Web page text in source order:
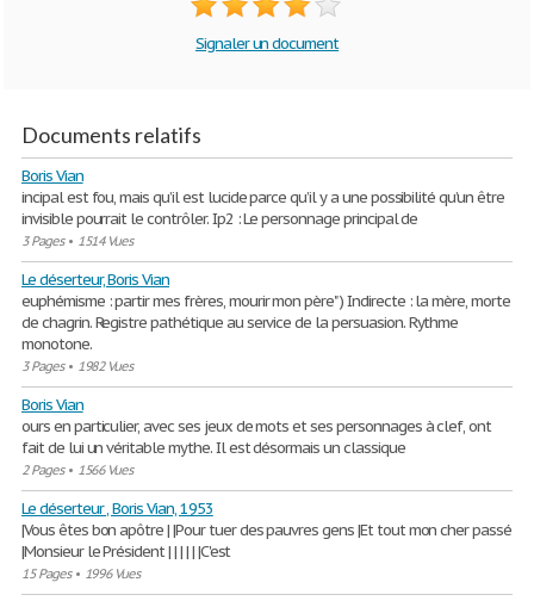
Signaler un document
Documents relatifs
Boris Vian
incipal est fou, mais qu’il est lucide parce qu’il y a une possibilité qu’un être
invisible pourrait le contrôler. Ip2 : Le personnage principal de
3 Pages• 1514 Vues
Le déserteur, Boris Vian
euphémisme : partir mes frères, mourir mon père" ) Indirecte : la mère, morte
de chagrin. Registre pathétique au service de la persuasion. Rythme
monotone.
3 Pages• 1982 Vues
Boris Vian
ours en particulier, avec ses jeux de mots et ses personnages à clef, ont
fait de lui un véritable mythe. Il est désormais un classique
2 Pages• 1566 Vues
Le déserteur , Boris Vian, 1953
|Vous êtes bon apôtre | |Pour tuer des pauvres gens |Et tout mon cher passé
|Monsieur le Président | | | | | |C'est
15 Pages• 1996 Vues